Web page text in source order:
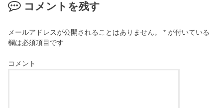
コメントを残す
メールアドレスが公開されることはありません。 * が付いている
欄は必須項目です
コメント